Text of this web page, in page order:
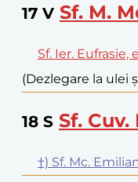
17 V Sf. M.
Sf. Ier. Eufrasie,
(Dezlegare la ulei
18 S Sf.
†) Sf. Mc.